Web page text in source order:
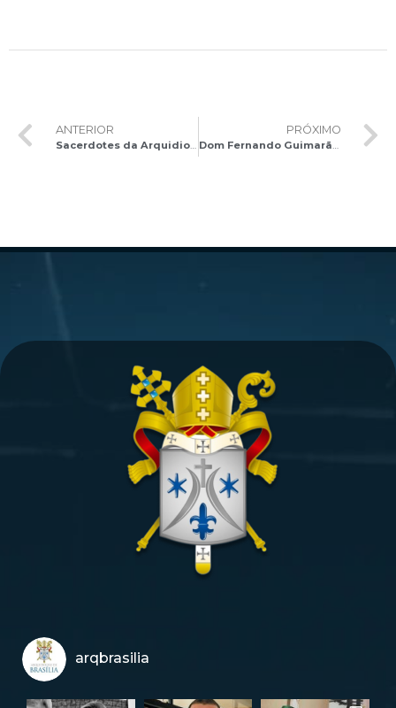
ANTERIOR
Sacerdotes da Arquidiocese de Brasília participam do III Retiro do Clero de 2023
PRÓXIMO
Dom Fernando Guimarães celebra a Santa Missa festiva no dia de São João Paulo II
arqbrasilia